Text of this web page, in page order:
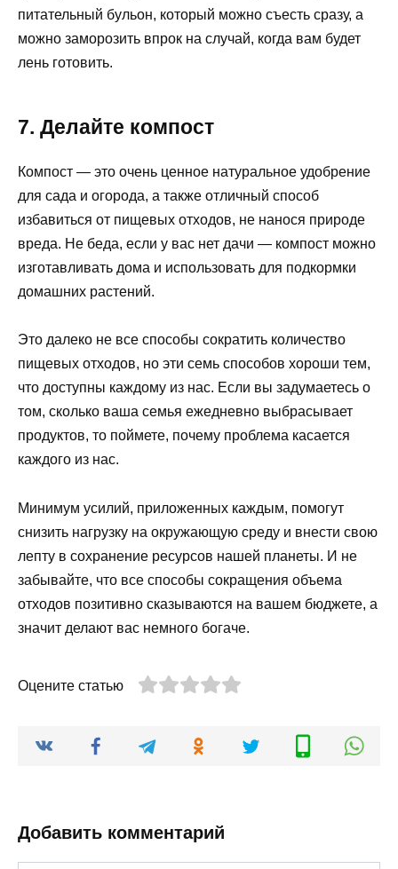
питательный бульон, который можно съесть сразу, а
можно заморозить впрок на случай, когда вам будет
лень готовить.
7. Делайте компост
Компост — это очень ценное натуральное удобрение
для сада и огорода, а также отличный способ
избавиться от пищевых отходов, не нанося природе
вреда. Не беда, если у вас нет дачи — компост можно
изготавливать дома и использовать для подкормки
домашних растений.
Это далеко не все способы сократить количество
пищевых отходов, но эти семь способов хороши тем,
что доступны каждому из нас. Если вы задумаетесь о
том, сколько ваша семья ежедневно выбрасывает
продуктов, то поймете, почему проблема касается
каждого из нас.
Минимум усилий, приложенных каждым, помогут
снизить нагрузку на окружающую среду и внести свою
лепту в сохранение ресурсов нашей планеты. И не
забывайте, что все способы сокращения объема
отходов позитивно сказываются на вашем бюджете, а
значит делают вас немного богаче.
Оцените статью
Добавить комментарий